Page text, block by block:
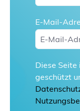
E-Mail-
Diese Seite
geschützt